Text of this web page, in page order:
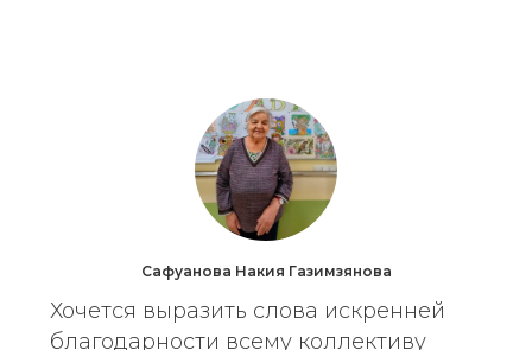
Сафуанова Накия Газимзянова
Хочется выразить слова искренней
благодарности всему коллективу